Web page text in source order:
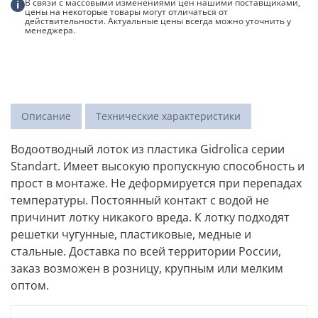
i
цены на некоторые товары могут отличаться от
действительности. Актуальные цены всегда можно уточнить у
менеджера.
Описание Технические характеристики
Водоотводный лоток из пластика Gidrolica серии
Standart. Имеет высокую пропускную способность и
прост в монтаже. Не деформируется при перепадах
температуры. Постоянный контакт с водой не
причинит лотку никакого вреда. К лотку подходят
решетки чугунные, пластиковые, медные и
стальные. Доставка по всей территории России,
заказ возможен в розницу, крупным или мелким
оптом.